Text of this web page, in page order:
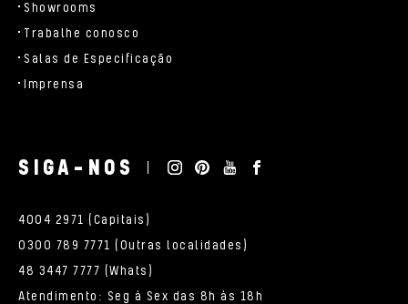
Showrooms
Trabalhe conosco
Salas de Especificação
Imprensa
SIGA-NOS
4004 2971 (Capitais)
0300 789 7771 (Outras localidades)
48 3447 7777 (Whats)
Atendimento: Seg à Sex das 8h às 18h